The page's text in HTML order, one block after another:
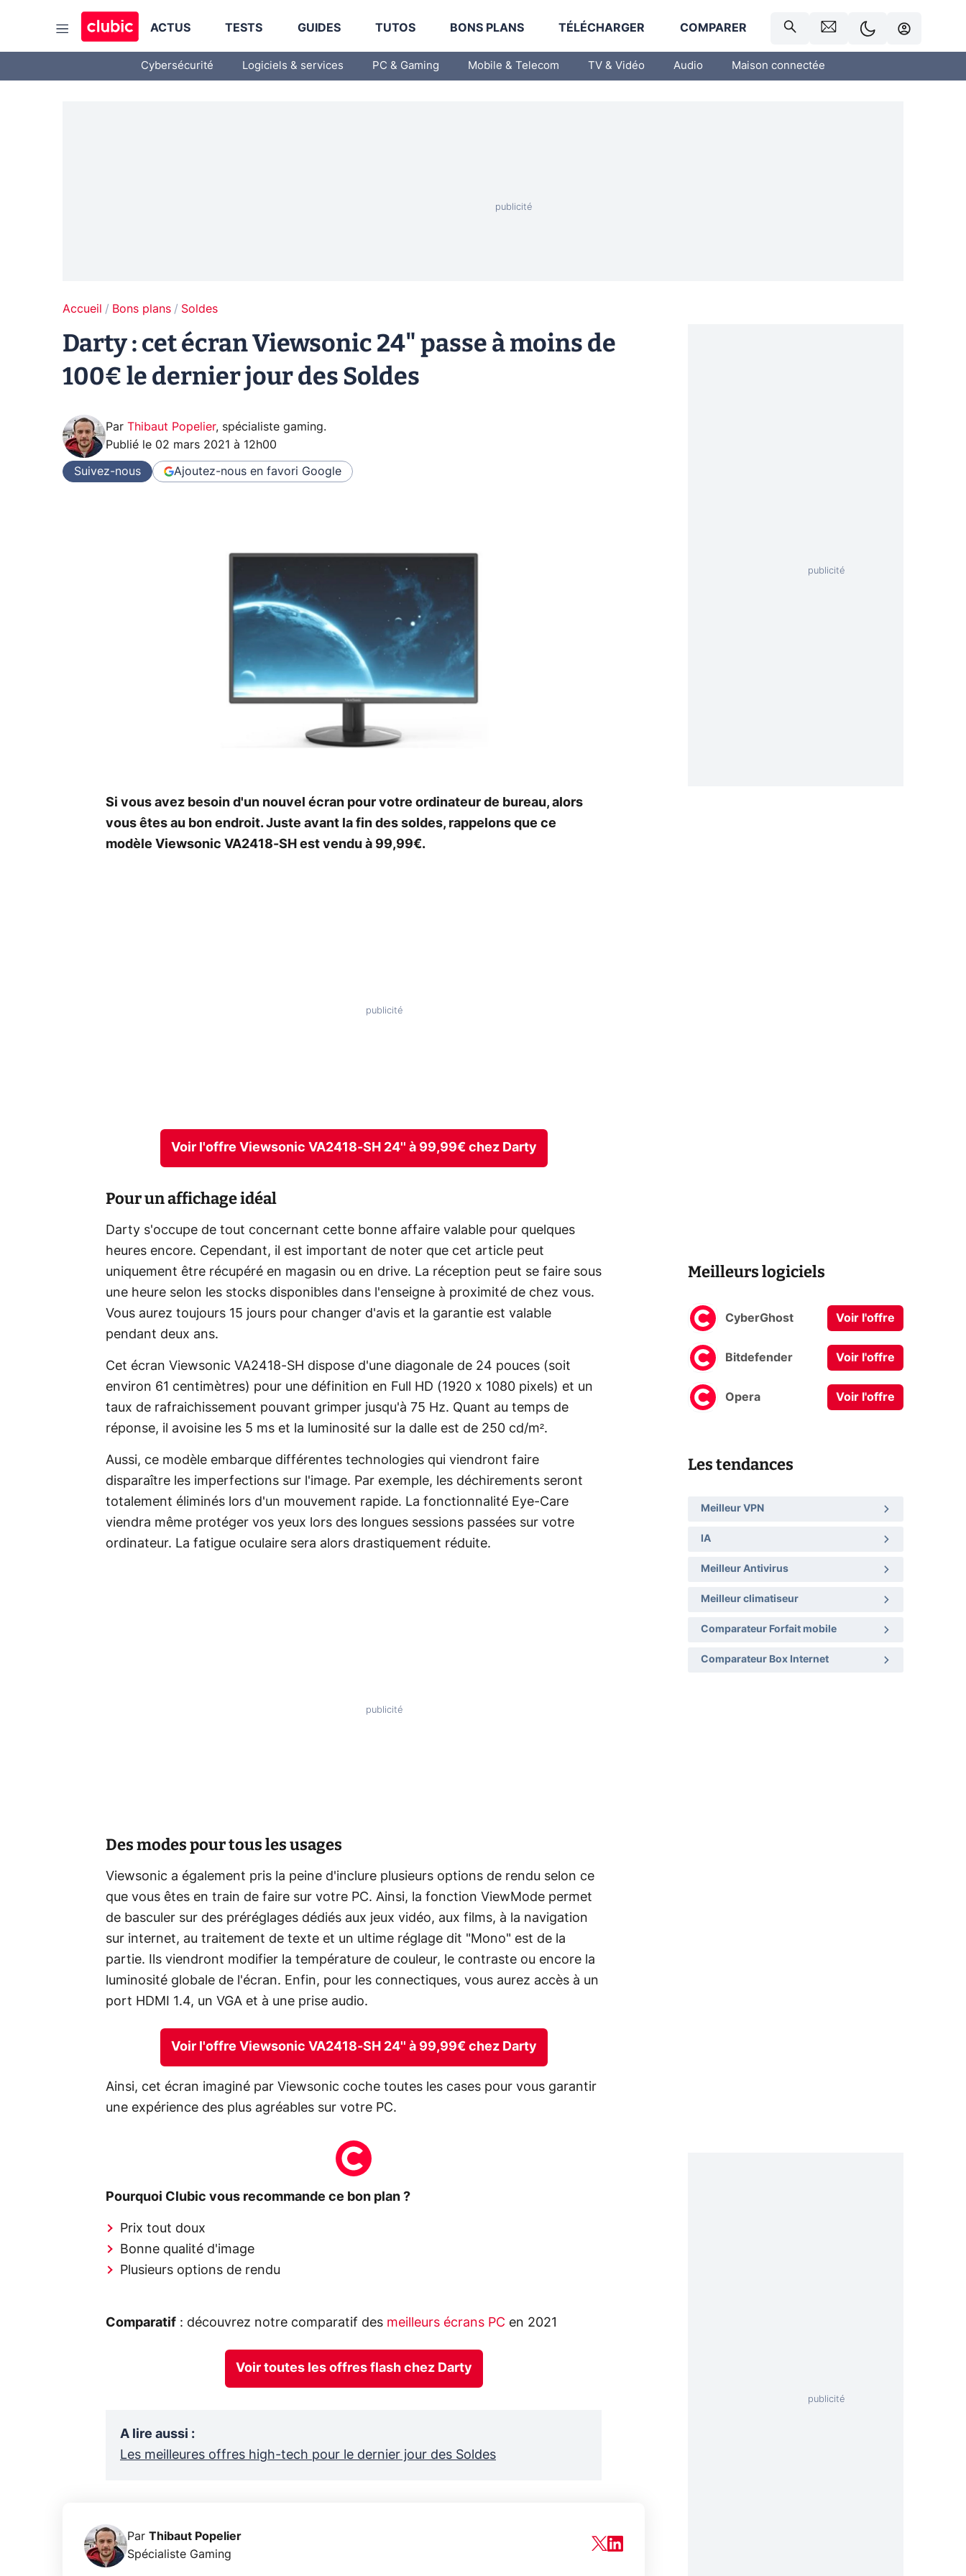
ACTUS TESTS GUIDES TUTOS BONS PLANS TÉLÉCHARGER COMPARER
Cybersécurité Logiciels & services PC & Gaming Mobile & Telecom TV & Vidéo Audio Maison connectée
Accueil Bons plans Soldes
Darty : cet écran Viewsonic 24" passe à moins de
100€ le dernier jour des Soldes
Par Thibaut Popelier, spécialiste gaming.
Publié le 02 mars 2021 à 12h00
Suivez-nous Ajoutez-nous en favori Google
Si vous avez besoin d'un nouvel écran pour votre ordinateur de bureau, alors
vous êtes au bon endroit. Juste avant la fin des soldes, rappelons que ce
modèle Viewsonic VA2418-SH est vendu à 99,99€.
Voir l'offre Viewsonic VA2418-SH 24'' à 99,99€ chez Darty
Pour un affichage idéal
Darty s'occupe de tout concernant cette bonne affaire valable pour quelques
heures encore. Cependant, il est important de noter que cet article peut
uniquement être récupéré en magasin ou en drive. La réception peut se faire sous
une heure selon les stocks disponibles dans l'enseigne à proximité de chez vous.
Vous aurez toujours 15 jours pour changer d'avis et la garantie est valable
pendant deux ans.
Cet écran Viewsonic VA2418-SH dispose d'une diagonale de 24 pouces (soit
environ 61 centimètres) pour une définition en Full HD (1920 x 1080 pixels) et un
taux de rafraichissement pouvant grimper jusqu'à 75 Hz. Quant au temps de
réponse, il avoisine les 5 ms et la luminosité sur la dalle est de 250 cd/m².
Aussi, ce modèle embarque différentes technologies qui viendront faire
disparaître les imperfections sur l'image. Par exemple, les déchirements seront
totalement éliminés lors d'un mouvement rapide. La fonctionnalité Eye-Care
viendra même protéger vos yeux lors des longues sessions passées sur votre
ordinateur. La fatigue oculaire sera alors drastiquement réduite.
Des modes pour tous les usages
Viewsonic a également pris la peine d'inclure plusieurs options de rendu selon ce
que vous êtes en train de faire sur votre PC. Ainsi, la fonction ViewMode permet
de basculer sur des préréglages dédiés aux jeux vidéo, aux films, à la navigation
sur internet, au traitement de texte et un ultime réglage dit "Mono" est de la
partie. Ils viendront modifier la température de couleur, le contraste ou encore la
luminosité globale de l'écran. Enfin, pour les connectiques, vous aurez accès à un
port HDMI 1.4, un VGA et à une prise audio.
Voir l'offre Viewsonic VA2418-SH 24'' à 99,99€ chez Darty
Ainsi, cet écran imaginé par Viewsonic coche toutes les cases pour vous garantir
une expérience des plus agréables sur votre PC.
Pourquoi Clubic vous recommande ce bon plan ?
Prix tout doux
Bonne qualité d'image
Plusieurs options de rendu
Comparatif : découvrez notre comparatif des meilleurs écrans PC en 2021
Voir toutes les offres flash chez Darty
A lire aussi :
Les meilleures offres high-tech pour le dernier jour des Soldes
Par Thibaut Popelier
Spécialiste Gaming
Meilleurs logiciels
CyberGhost Voir l'offre
Bitdefender Voir l'offre
Opera Voir l'offre
Les tendances
Meilleur VPN
IA
Meilleur Antivirus
Meilleur climatiseur
Comparateur Forfait mobile
Comparateur Box Internet